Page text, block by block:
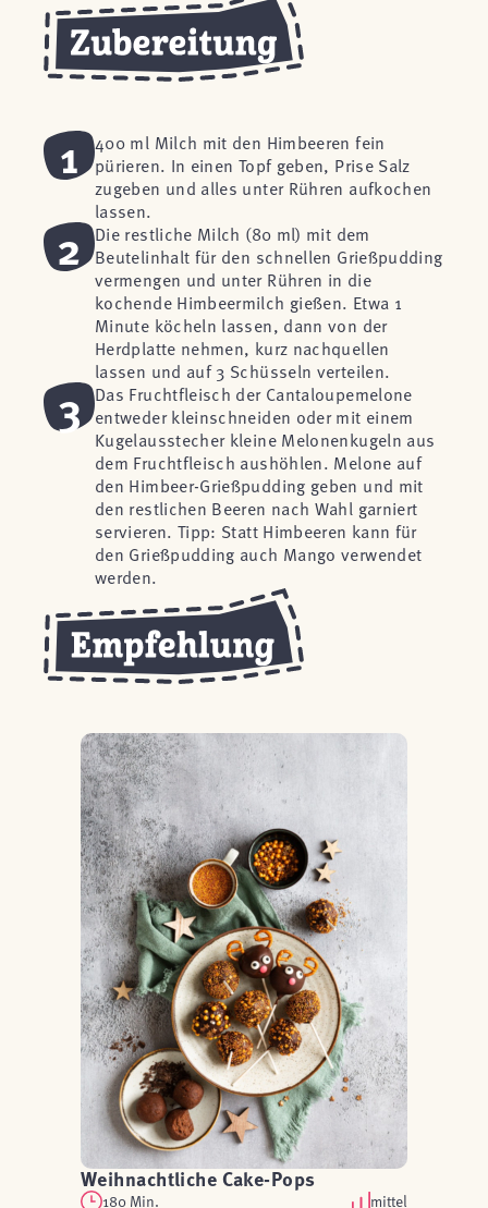
1
400 ml Milch mit den Himbeeren fein
pürieren. In einen Topf geben, Prise Salz
zugeben und alles unter Rühren aufkochen
lassen.
2
Die restliche Milch (80 ml) mit dem
Beutelinhalt für den schnellen Grießpudding
vermengen und unter Rühren in die
kochende Himbeermilch gießen. Etwa 1
Minute köcheln lassen, dann von der
Herdplatte nehmen, kurz nachquellen
lassen und auf 3 Schüsseln verteilen.
3
Das Fruchtfleisch der Cantaloupemelone
entweder kleinschneiden oder mit einem
Kugelausstecher kleine Melonenkugeln aus
dem Fruchtfleisch aushöhlen. Melone auf
den Himbeer-Grießpudding geben und mit
den restlichen Beeren nach Wahl garniert
servieren. Tipp: Statt Himbeeren kann für
den Grießpudding auch Mango verwendet
werden.
Weihnachtliche Cake-Pops
180 Min. mittel